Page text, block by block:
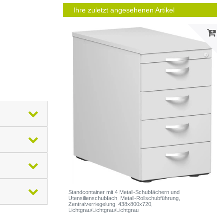
Ihre zuletzt angesehenen Artikel
Standcontainer mit 4 Metall-Schubfächern und
Utensilienschubfach, Metall-Rollschubführung,
Zentralverriegelung, 438x800x720,
Lichtgrau/Lichtgrau/Lichtgrau